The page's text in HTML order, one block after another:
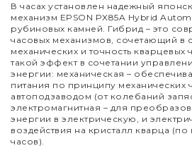
В часах установлен надежный
механизм EPSON PX85A Hybrid
рубиновых камней. Гибрид – это
часовых механизмов, сочетающий в
механических и точность кварцевых
такой эффект в сочетании
энергии: механическая –
питания по принципу механических
автоподзаводом (от колебаний
электромагнитная – для
энергии в электрическую, и
воздействия на кристалл кварца
часов).